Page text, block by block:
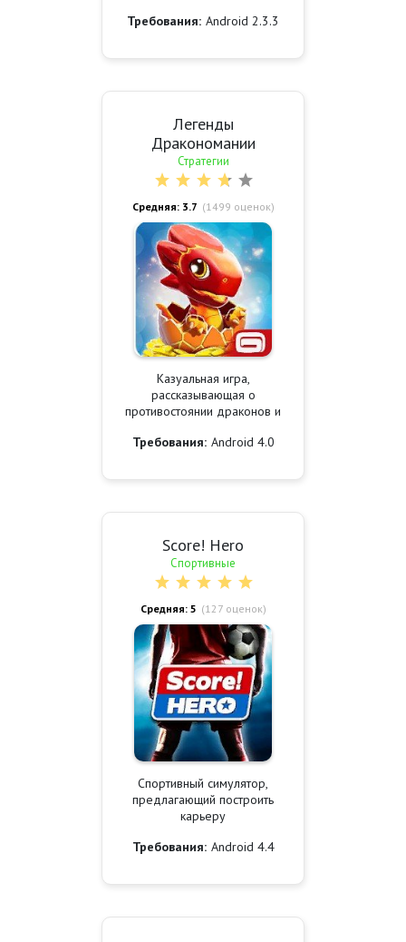
Требования: Android 2.3.3
Легенды
Дракономании
Стратегии
Средняя: 3.7 (1499 оценок)
Казуальная игра,
рассказывающая о
противостоянии драконов и
Требования: Android 4.0
Score! Hero
Спортивные
Средняя: 5 (127оценок)
Спортивный симулятор,
предлагающий построить
карьеру
Требования: Android 4.4